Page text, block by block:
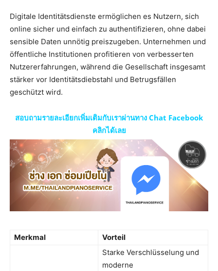
Digitale Identitätsdienste ermöglichen es Nutzern, sich
online sicher und einfach zu authentifizieren, ohne dabei
sensible Daten unnötig preiszugeben. Unternehmen und
öffentliche Institutionen profitieren von verbesserten
Nutzererfahrungen, während die Gesellschaft insgesamt
stärker vor Identitätsdiebstahl und Betrugsfällen
geschützt wird.
สอบถามรายละเอียกเพิ่มเติมกับเราผ่านทาง Chat Facebook
คลิกได้เลย
Merkmal Vorteil
Starke Verschlüsselung und
moderne